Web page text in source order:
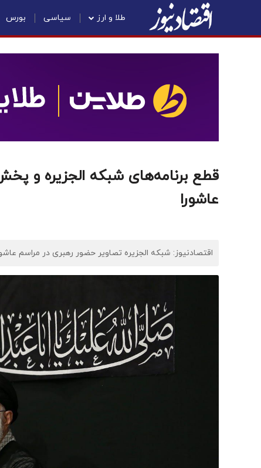
طلا و ارز سیاسی بورس
قطع برنامه‌های شبکه الجزیره و
عاشورا
اقتصادنیوز: شبکه الجزیره تصاویر حضور رهبری در مراسم